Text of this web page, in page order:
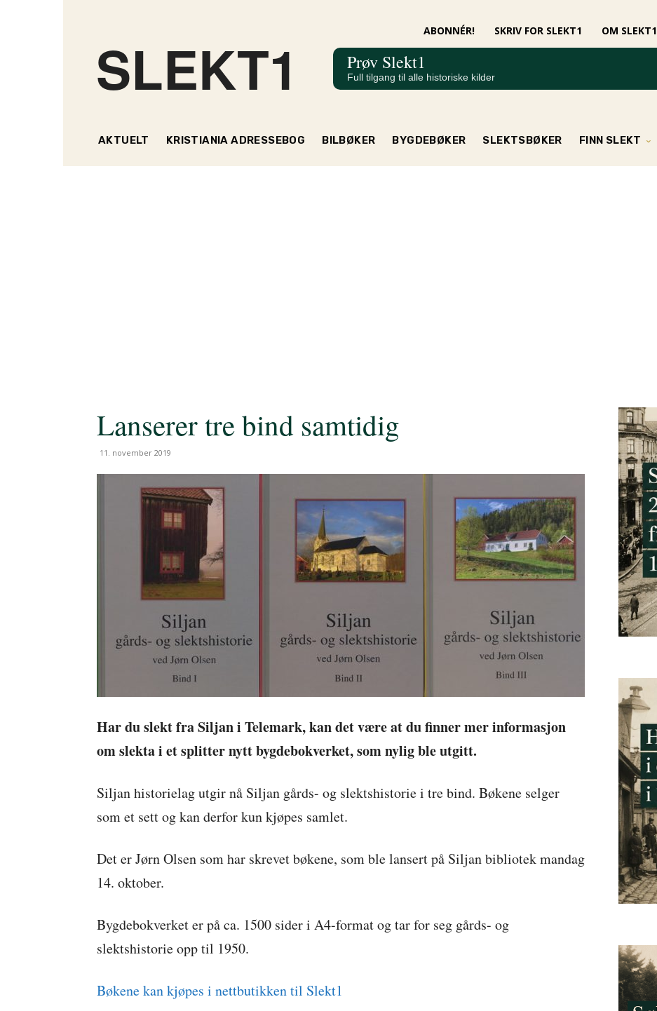
SLEKT1
ABONNÉR! SKRIV FOR SLEKT1 OM SLEKT1
Prøv Slekt1
Full tilgang til alle historiske kilder
AKTUELT KRISTIANIA ADRESSEBOG BILBØKER BYGDEBØKER SLEKTSBØKER FINN SLEKT
Lanserer tre bind samtidig
11. november 2019
Har du slekt fra Siljan i Telemark, kan det være at du finner mer informasjon
om slekta i et splitter nytt bygdebokverket, som nylig ble utgitt.
Siljan historielag utgir nå Siljan gårds- og slektshistorie i tre bind. Bøkene selger
som et sett og kan derfor kun kjøpes samlet.
Det er Jørn Olsen som har skrevet bøkene, som ble lansert på Siljan bibliotek mandag
14. oktober.
Bygdebokverket er på ca. 1500 sider i A4-format og tar for seg gårds- og
slektshistorie opp til 1950.
Bøkene kan kjøpes i nettbutikken til Slekt1